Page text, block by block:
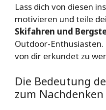
Lass dich von diesen
motivieren und teile
Skifahren und
Outdoor-
von dir erkundet zu
Die Bedeutung
zum Nachdenken